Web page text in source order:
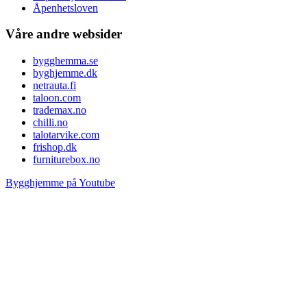
Åpenhetsloven
Våre andre websider
bygghemma.se
byghjemme.dk
netrauta.fi
taloon.com
trademax.no
chilli.no
talotarvike.com
frishop.dk
furniturebox.no
Bygghjemme på Youtube